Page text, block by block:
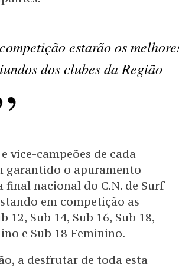
estarão os
dos clubes da Região
vice-campeões de cada
garantido o apuramento
final nacional do C.N. de Surf
em competição as
12, Sub 14, Sub 16, Sub 18,
e Sub 18 Feminino.
a desfrutar de toda esta